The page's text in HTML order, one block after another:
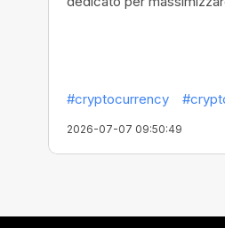
#cryptocurrency
2026-07-07 09:50:49